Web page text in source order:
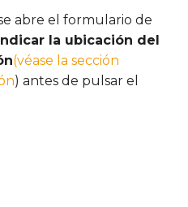
abre el formulario de
la ubicación del
(véase la sección
) antes de pulsar el